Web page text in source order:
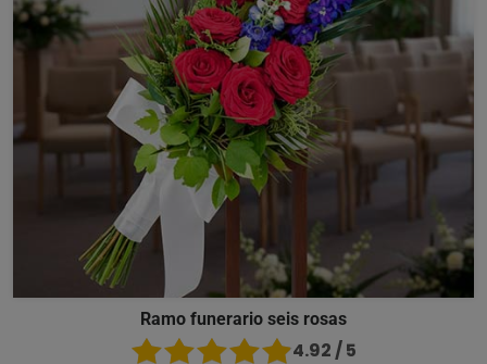
Ramo funerario seis rosas
4.92 / 5